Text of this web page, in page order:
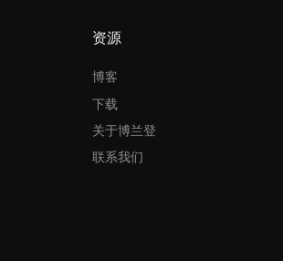
资源
博客
下载
关于博兰登
联系我们